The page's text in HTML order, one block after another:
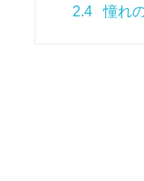
2.4 憧れ